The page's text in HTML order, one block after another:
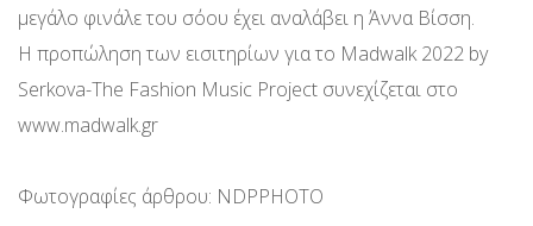
μεγάλο φινάλε του σόου έχει αναλάβει η Άννα Βίσση.
Η προπώληση των εισιτηρίων για το Madwalk 2022 by
Serkova-The Fashion Music Project συνεχίζεται στο
www.madwalk.gr
Φωτογραφίες άρθρου: NDPPHOTO